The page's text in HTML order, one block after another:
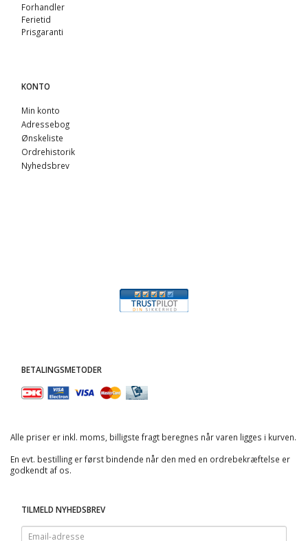
Forhandler
Ferietid
Prisgaranti
KONTO
Min konto
Adressebog
Ønskeliste
Ordrehistorik
Nyhedsbrev
BETALINGSMETODER
Alle priser er inkl. moms, billigste fragt beregnes når varen ligges i kurven.
En evt. bestilling er først bindende når den med en ordrebekræftelse er
godkendt af os.
TILMELD NYHEDSBREV
Email-